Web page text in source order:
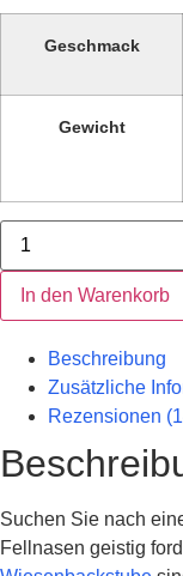
Geschmack
Gewicht
Kerne
Schale,
diverse
Sorten
Menge
In den Warenkorb
Beschreibung
Zusätzliche
Rezensionen
Suchen Sie nach
Fellnasen geistig